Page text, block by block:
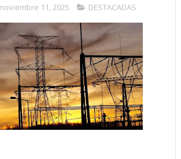
noviembre 11, 2025 DESTACADAS